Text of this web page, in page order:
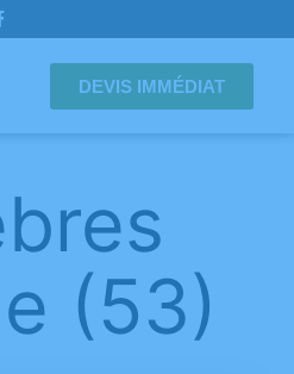
DEVIS IMMÉDIAT
(53)